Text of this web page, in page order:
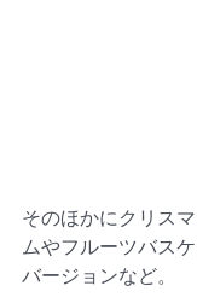
そのほかにクリス
ムやフルーツバス
バージョンなど。